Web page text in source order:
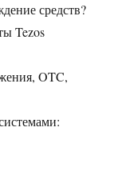
средств?
Tezos
OTC,